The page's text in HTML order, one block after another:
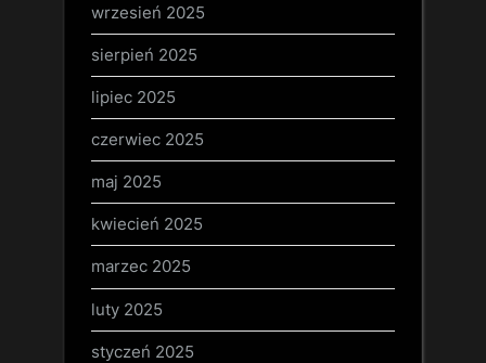
wrzesień 2025
sierpień 2025
lipiec 2025
czerwiec 2025
maj 2025
kwiecień 2025
marzec 2025
luty 2025
styczeń 2025